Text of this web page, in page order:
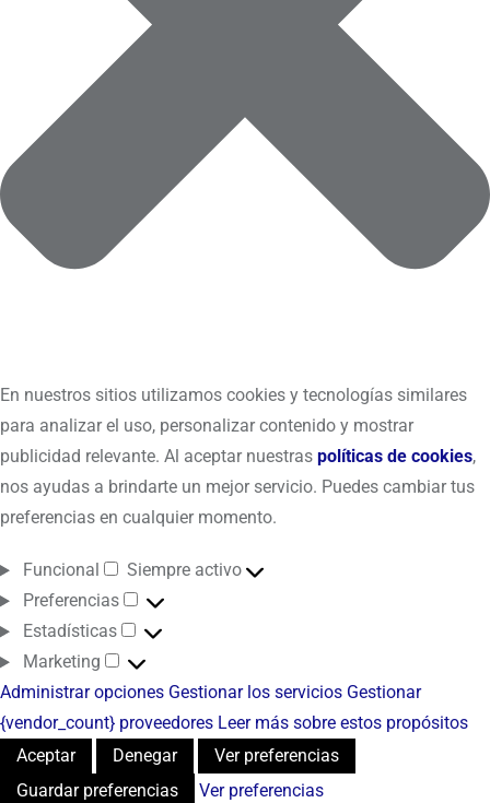
En nuestros sitios utilizamos cookies y tecnologías similares
para analizar el uso, personalizar contenido y mostrar
publicidad relevante. Al aceptar nuestras políticas de cookies,
nos ayudas a brindarte un mejor servicio. Puedes cambiar tus
preferencias en cualquier momento.
Funcional
Siempre activo
Preferencias
Estadísticas
Marketing
Administrar opciones Gestionar los servicios Gestionar
{vendor_count} proveedores Leer más sobre estos propósitos
Aceptar
Denegar
Ver preferencias
Guardar preferencias
Ver preferencias